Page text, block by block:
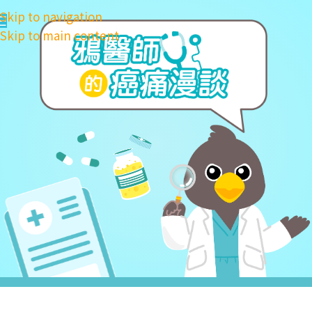
Skip to navigation
Skip to main content